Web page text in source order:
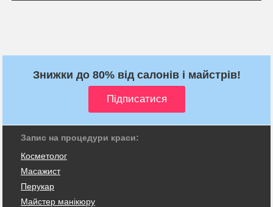
Знижки до 80% від салонів і майстрів!
Запис на процедури краси:
Косметолог
Масажист
Перукар
Майстер манікюру